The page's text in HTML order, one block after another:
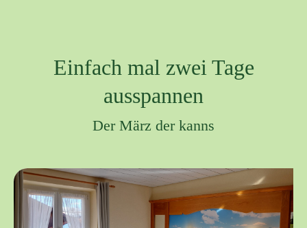
Einfach mal zwei Tage
ausspannen
Der März der kanns